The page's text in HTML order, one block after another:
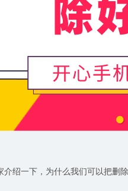
绍一下，为什么我们可以把删